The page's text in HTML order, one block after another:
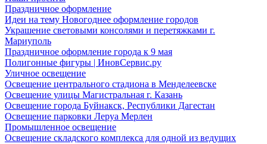
Праздничное оформление
Идеи на тему Новогоднее оформление городов
Украшение световыми консолями и перетяжками г.
Мариуполь
Праздничное оформление города к 9 мая
Полигонные фигуры | ИновСервис.ру
Уличное освещение
Освещение центрального стадиона в Менделеевске
Освещение улицы Магистральная г. Казань
Освещение города Буйнакск, Республики Дагестан
Освещение парковки Леруа Мерлен
Промышленное освещение
Освещение складского комплекса для одной из ведущих